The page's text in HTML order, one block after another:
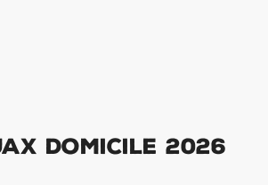
Domicile 2026